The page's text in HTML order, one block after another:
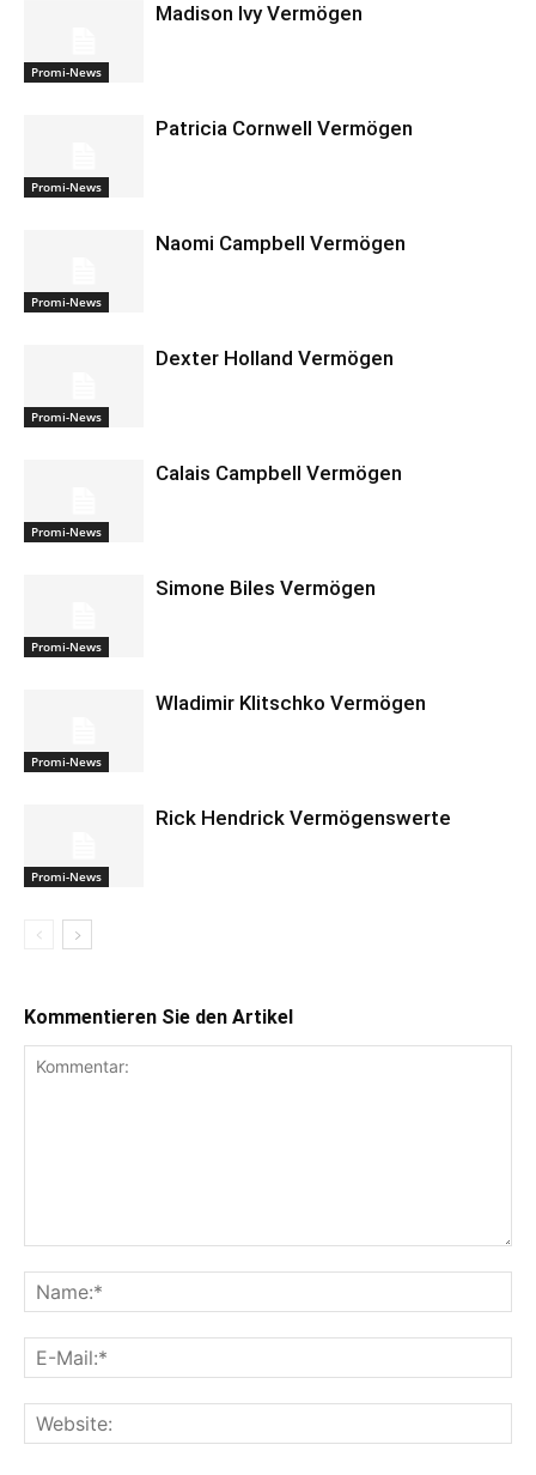
Promi-News
Madison Ivy Vermögen
Promi-News
Patricia Cornwell Vermögen
Promi-News
Naomi Campbell Vermögen
Promi-News
Dexter Holland Vermögen
Promi-News
Calais Campbell Vermögen
Promi-News
Simone Biles Vermögen
Promi-News
Wladimir Klitschko Vermögen
Promi-News
Rick Hendrick Vermögenswerte
Kommentieren Sie den Artikel